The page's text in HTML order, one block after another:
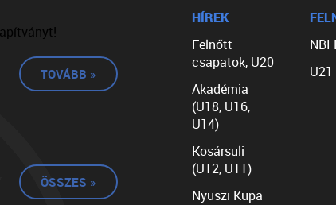
TOVÁBB »
ÖSSZES »
HÍREK
Felnőtt
csapatok, U20
Akadémia
(U18, U16,
U14)
Kosársuli
(U12, U11)
Nyuszi Kupa
NBI
U21